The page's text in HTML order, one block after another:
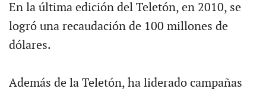
En la última edición del Teletón, en 2010, se
logró una recaudación de 100 millones de
dólares.
Además de la Teletón, ha liderado campañas